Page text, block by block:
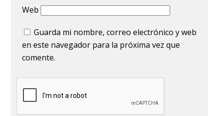
Web
Guarda mi nombre, correo electrónico y web
en este navegador para la próxima vez que
comente.